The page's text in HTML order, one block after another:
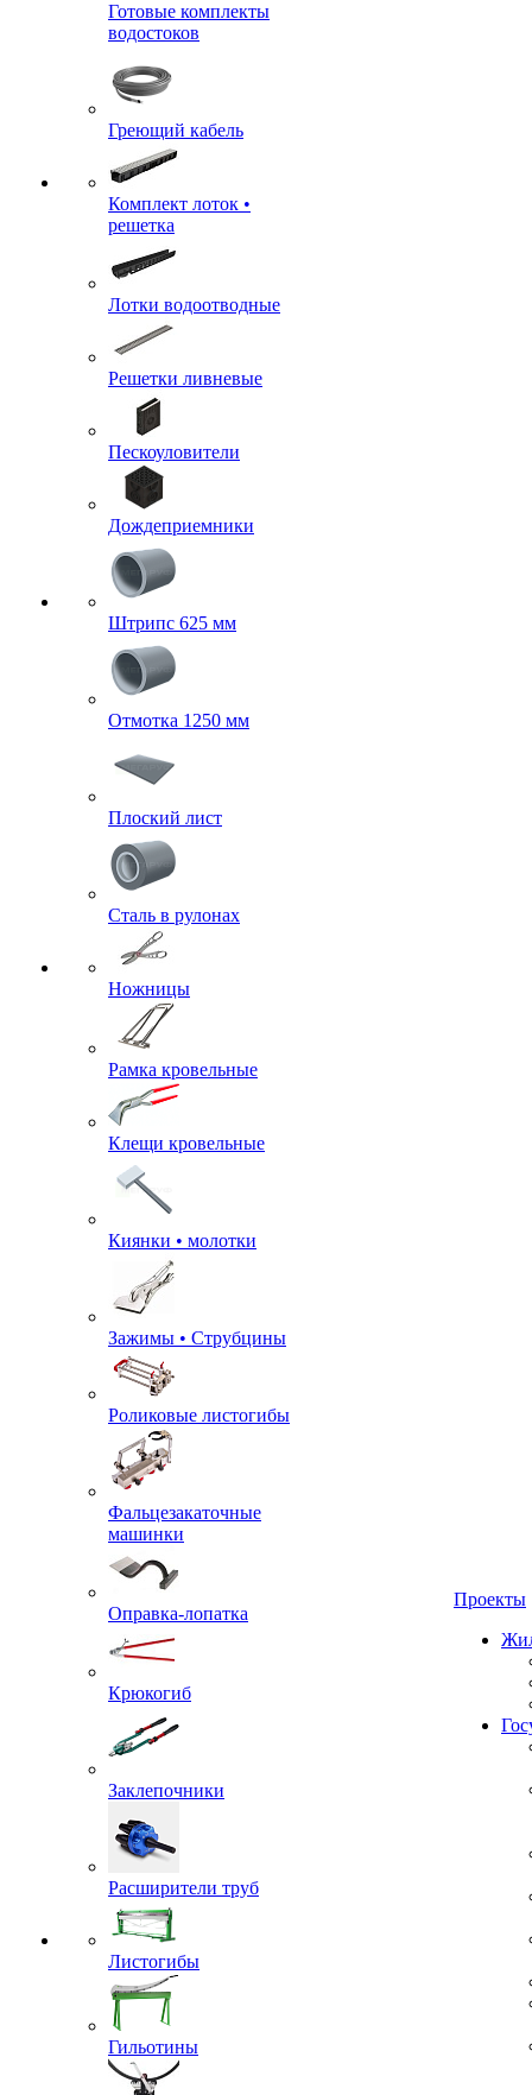
Готовые комплекты
водостоков
Греющий кабель
Комплект лоток •
решетка
Лотки водоотводные
Решетки ливневые
Пескоуловители
Дождеприемники
Штрипс 625 мм
Отмотка 1250 мм
Плоский лист
Сталь в рулонах
Ножницы
Рамка кровельные
Клещи кровельные
Киянки • молотки
Зажимы • Струбцины
Роликовые листогибы
Фальцезакаточные
машинки
Оправка-лопатка
Крюкогиб
Заклепочники
Расширители труб
Листогибы
Гильотины
Проекты